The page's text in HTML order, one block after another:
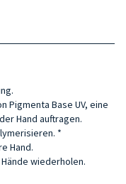
Pigmenta Base UV, eine
Hand auftragen.
*
Hand.
wiederholen.